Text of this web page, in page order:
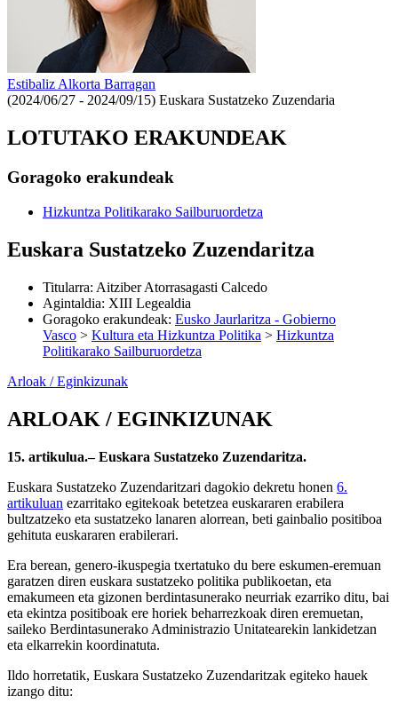
Estibaliz Alkorta Barragan
(2024/06/27 - 2024/09/15) Euskara Sustatzeko Zuzendaria
LOTUTAKO ERAKUNDEAK
Goragoko erakundeak
Hizkuntza Politikarako Sailburuordetza
Euskara Sustatzeko Zuzendaritza
Titularra: Aitziber Atorrasagasti Calcedo
Agintaldia: XIII Legealdia
Goragoko erakundeak: Eusko Jaurlaritza - Gobierno
Vasco > Kultura eta Hizkuntza Politika > Hizkuntza
Politikarako Sailburuordetza
Arloak / Eginkizunak
ARLOAK / EGINKIZUNAK
15. artikulua.– Euskara Sustatzeko Zuzendaritza.
Euskara Sustatzeko Zuzendaritzari dagokio dekretu honen 6.
artikuluan ezarritako egitekoak betetzea euskararen erabilera
bultzatzeko eta sustatzeko lanaren alorrean, beti gainbalio positiboa
gehituta euskararen erabilerari.
Era berean, genero-ikuspegia txertatuko du bere eskumen-eremuan
garatzen diren euskara sustatzeko politika publikoetan, eta
emakumeen eta gizonen berdintasunerako neurriak ezarriko ditu, bai
eta ekintza positiboak ere horiek beharrezkoak diren eremuetan,
saileko Berdintasunerako Administrazio Unitatearekin lankidetzan
eta elkarrekin koordinatuta.
Ildo horretatik, Euskara Sustatzeko Zuzendaritzak egiteko hauek
izango ditu: